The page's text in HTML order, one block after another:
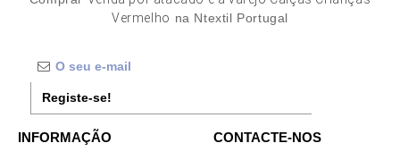
Vermelho na Ntextil Portugal
Registe-se!
INFORMAÇÃO CONTACTE-NOS